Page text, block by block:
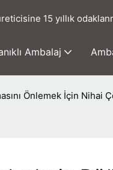
15 yıllık
Ambalaj
Önlemek İçin Nihai